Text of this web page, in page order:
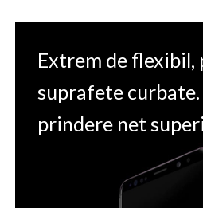
Extrem de
suprafete
prindere net